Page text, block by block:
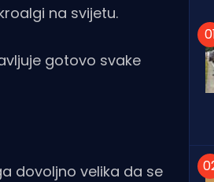
na svijetu.
gotovo svake
dovoljno velika da se